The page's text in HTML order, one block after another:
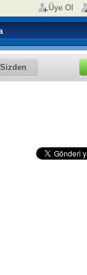
Üye Ol
Sizden